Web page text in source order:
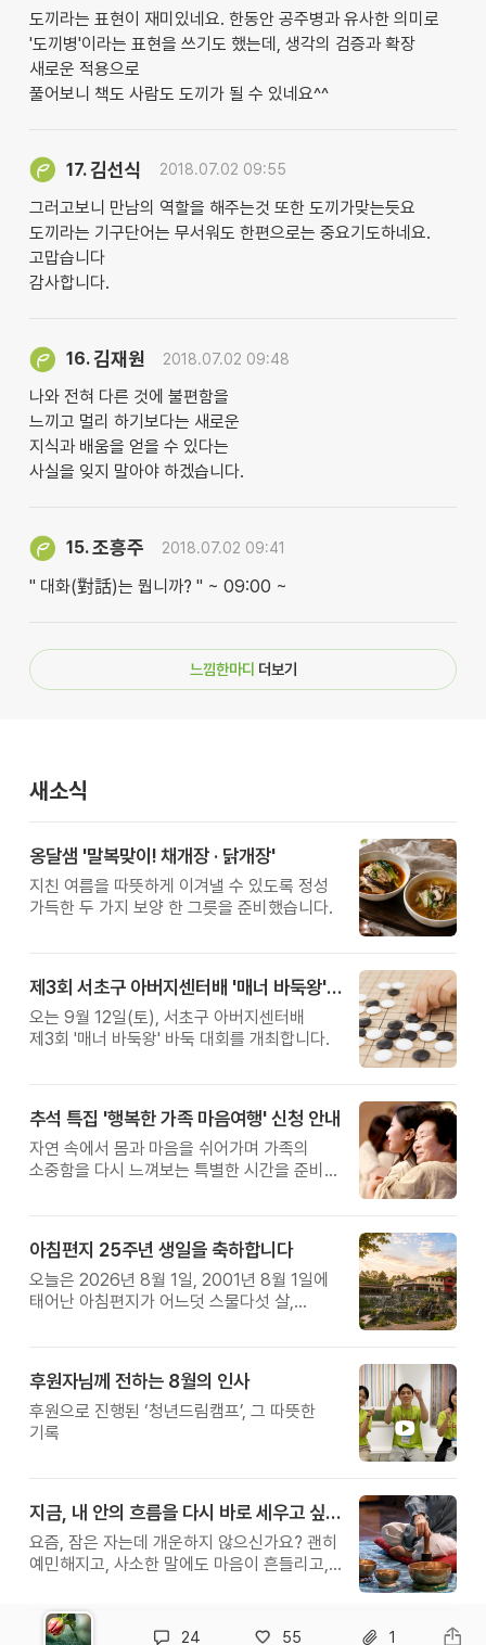
도끼라는 표현이 재미있네요. 한동안 공주병과 유사한 의미로
'도끼병'이라는 표현을 쓰기도 했는데, 생각의 검증과 확장
새로운 적용으로
풀어보니 책도 사람도 도끼가 될 수 있네요^^
17.김선식 2018.07.02 09:55
그러고보니 만남의 역할을 해주는것 또한 도끼가맞는듯요
도끼라는 기구단어는 무서워도 한편으로는 중요기도하네요.
고맙습니다
감사합니다.
16.김재원 2018.07.02 09:48
나와 전혀 다른 것에 불편함을
느끼고 멀리 하기보다는 새로운
지식과 배움을 얻을 수 있다는
사실을 잊지 말아야 하겠습니다.
15.조흥주 2018.07.02 09:41
" 대화(對話)는 뭡니까? " ~ 09:00 ~
느낌한마디 더보기
새소식
옹달샘 '말복맞이! 채개장 · 닭개장'
지친 여름을 따뜻하게 이겨낼 수 있도록 정성
가득한 두 가지 보양 한 그릇을 준비했습니다.
제3회 서초구 아버지센터배 '매너 바둑왕' 대회
오는 9월 12일(토), 서초구 아버지센터배
제3회 '매너 바둑왕' 바둑 대회를 개최합니다.
추석 특집 '행복한 가족 마음여행' 신청 안내
자연 속에서 몸과 마음을 쉬어가며 가족의
소중함을 다시 느껴보는 특별한 시간을 준비해
아침편지 25주년 생일을 축하합니다
오늘은 2026년 8월 1일, 2001년 8월 1일에
태어난 아침편지가 어느덧 스물다섯 살,
후원자님께 전하는 8월의 인사
후원으로 진행된 ‘청년드림캠프’, 그 따뜻한
기록
지금, 내 안의 흐름을 다시 바로 세우고 싶다면
요즘, 잠은 자는데 개운하지 않으신가요? 괜히
예민해지고, 사소한 말에도 마음이 흔들리고,
회복되지 않는 건 몸이 아니라 ‘에너지의
흐름’이 흐트러졌기 때문입니다.
24 55 1